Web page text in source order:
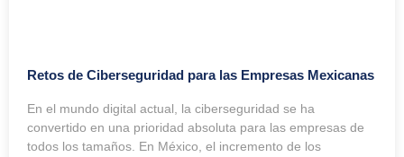
Retos de Ciberseguridad para las Empresas Mexicanas
En el mundo digital actual, la ciberseguridad se ha
convertido en una prioridad absoluta para las empresas de
todos los tamaños. En México, el incremento de los